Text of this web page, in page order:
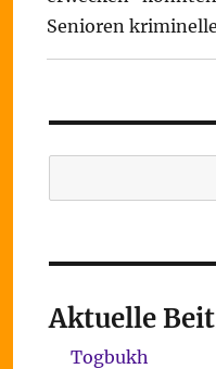
Senioren
Aktuelle
Togbukh